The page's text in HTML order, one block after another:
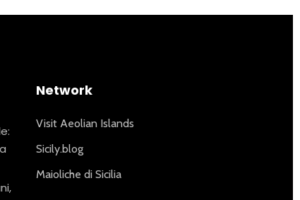
Network
Visit Aeolian Islands
Sicily.blog
Maioliche di Sicilia